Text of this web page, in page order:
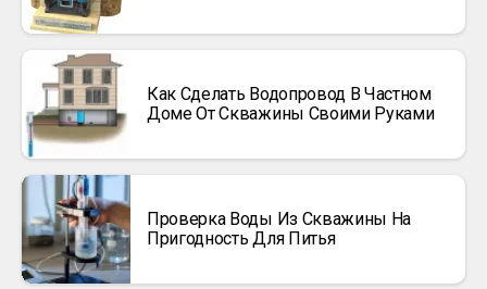
Как Сделать Водопровод В Частном
Доме От Скважины Своими Руками
Проверка Воды Из Скважины На
Пригодность Для Питья